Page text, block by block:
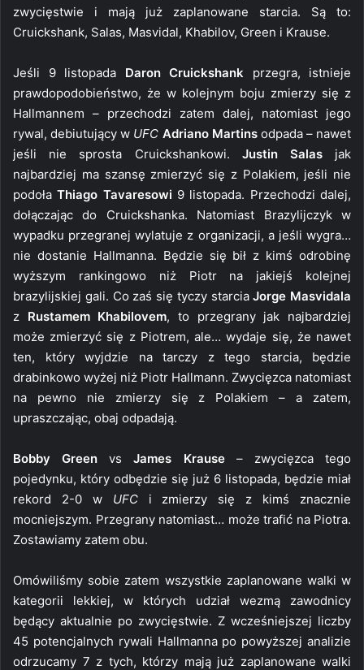
zwycięstwie i mają już zaplanowane starcia. Są to:
Cruickshank, Salas, Masvidal, Khabilov, Green i Krause.
Jeśli 9 listopada Daron Cruickshank przegra, istnieje
prawdopodobieństwo, że w kolejnym boju zmierzy się z
Hallmannem – przechodzi zatem dalej, natomiast jego
rywal, debiutujący w UFC Adriano Martinsodpada – nawet
jeśli nie sprosta Cruickshankowi. Justin Salasjak
najbardziej ma szansę zmierzyć się z Polakiem, jeśli nie
podołaThiago Tavaresowi 9 listopada. Przechodzi dalej,
dołączając do Cruickshanka. Natomiast Brazylijczyk w
wypadku przegranej wylatuje z organizacji, a jeśli wygra…
nie dostanie Hallmanna. Będzie się bił z kimś odrobinę
wyższym rankingowo niż Piotr na jakiejś kolejnej
brazylijskiej gali. Co zaś się tyczy starciaJorge Masvidala
z Rustamem Khabilovem, to przegrany jak najbardziej
może zmierzyć się z Piotrem, ale… wydaje się, że nawet
ten, który wyjdzie na tarczy z tego starcia, będzie
drabinkowo wyżej niż Piotr Hallmann. Zwycięzca natomiast
na pewno nie zmierzy się z Polakiem – a zatem,
upraszczając, obaj odpadają.
Bobby Green vsJames Krause– zwycięzca tego
pojedynku, który odbędzie się już 6 listopada, będzie miał
rekord 2-0 w UFCi zmierzy się z kimś znacznie
mocniejszym. Przegrany natomiast… może trafić na Piotra.
Zostawiamy zatem obu.
Omówiliśmy sobie zatem wszystkie zaplanowane walki w
kategorii lekkiej, w których udział wezmą zawodnicy
będący aktualnie po zwycięstwie. Z wcześniejszej liczby
45 potencjalnych rywali Hallmanna po powyższej analizie
odrzucamy 7 z tych, którzy mają już zaplanowane walki